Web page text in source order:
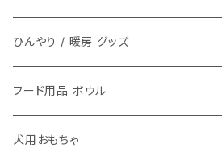
ひんやり / 暖房 グッズ
フード用品 ボウル
フードボウル
犬用おもちゃ